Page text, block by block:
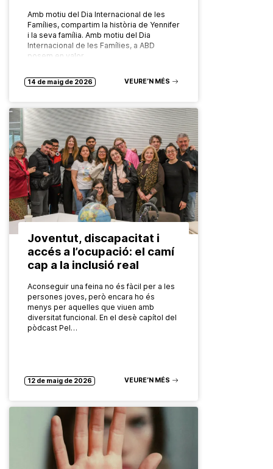
Amb motiu del Dia Internacional de les
Famílies, compartim la història de Yennifer
i la seva família. Amb motiu del Dia
Internacional de les Famílies, a ABD
posem en valor…
14 de maig de 2026 VEURE’N MÉS
Joventut, discapacitat i
accés a l’ocupació: el camí
cap a la inclusió real
Aconseguir una feina no és fàcil per a les
persones joves, però encara ho és
menys per aquelles que viuen amb
diversitat funcional. En el desè capítol del
pòdcast Pel…
12 de maig de 2026 VEURE’N MÉS